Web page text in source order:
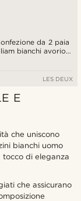
da 2 paia
bianchi avorio e
LES DEUX
E
che uniscono
bianchi uomo
di eleganza
che assicurano